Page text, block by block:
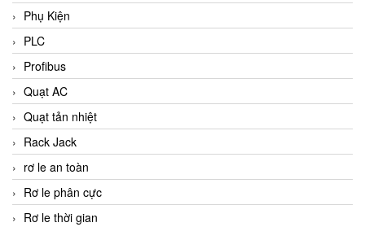
Phụ Kiện
PLC
Profibus
Quạt AC
Quạt tản nhiệt
Rack Jack
rơ le an toàn
Rơ le phân cực
Rơ le thời gian